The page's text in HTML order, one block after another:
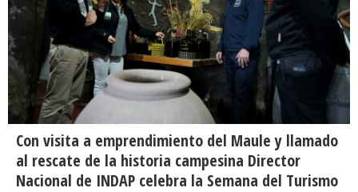
Con visita a emprendimiento del Maule y llamado
al rescate de la historia campesina Director
Nacional de INDAP celebra la Semana del Turismo